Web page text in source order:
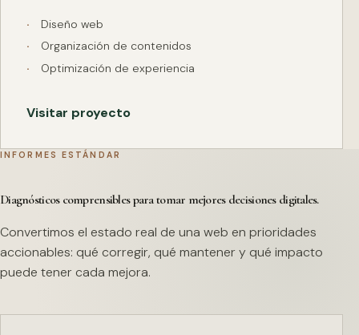
Diseño web
Organización de contenidos
Optimización de experiencia
Visitar proyecto
INFORMES ESTÁNDAR
Diagnósticos comprensibles para tomar mejores decisiones digitales.
Convertimos el estado real de una web en prioridades
accionables: qué corregir, qué mantener y qué impacto
puede tener cada mejora.